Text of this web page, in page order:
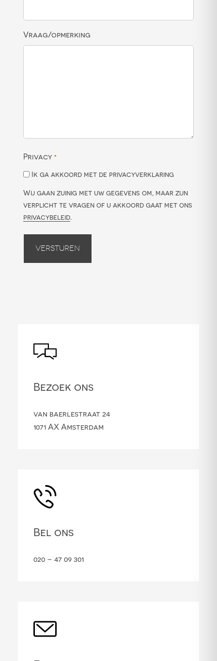
Vraag/opmerking
Privacy *
Ik ga akkoord met de privacyverklaring
Wij gaan zuinig met uw gegevens om, maar zijn
verplicht te vragen of u akkoord gaat met ons
privacybeleid.
Versturen
Bezoek ons
van baerlestraat 24
1071 AX Amsterdam
Bel ons
020 – 47 09 301